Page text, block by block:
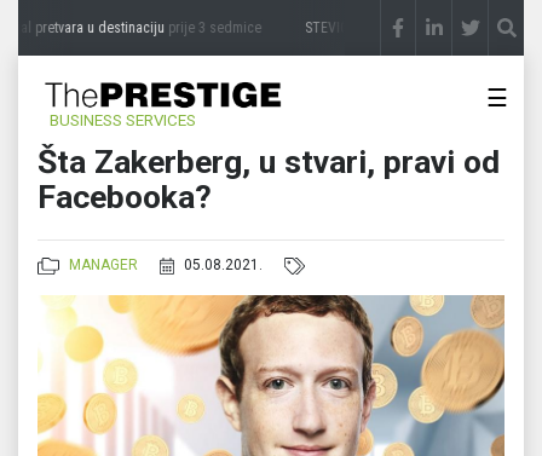
pretvara u destinacijuprije 3 sedmice STEVICA LUKIĆ: Majevica je idealna za
BUSINESS SERVICES
☰
Šta Zakerberg, u stvari, pravi od
Facebooka?
MANAGER 05.08.2021.